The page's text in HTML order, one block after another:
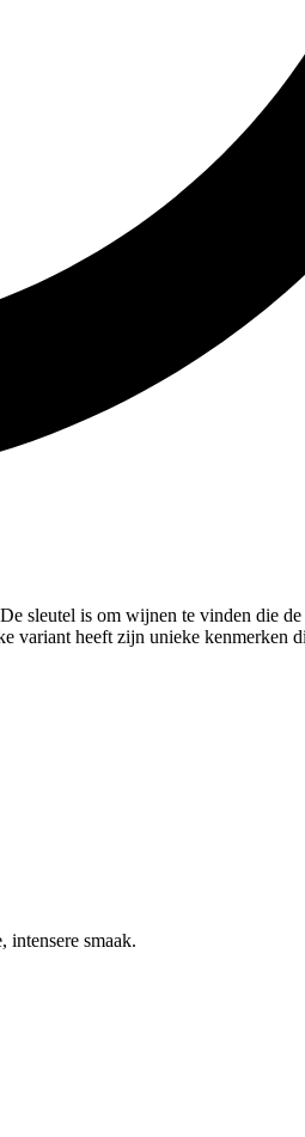
sleutel is om wijnen te vinden die
variant heeft zijn unieke kenmerken
intensere smaak.